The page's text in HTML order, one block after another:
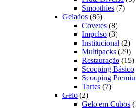
Smoothies 77
Gelados 8686
produtos
Covetes 88
Impulso 33
Institucional 22
Multipacks 2929
Restauração 1515
Scooping Básico
Scooping
Tartes 77
Gelo 22
produtos
Gelo em Cubos